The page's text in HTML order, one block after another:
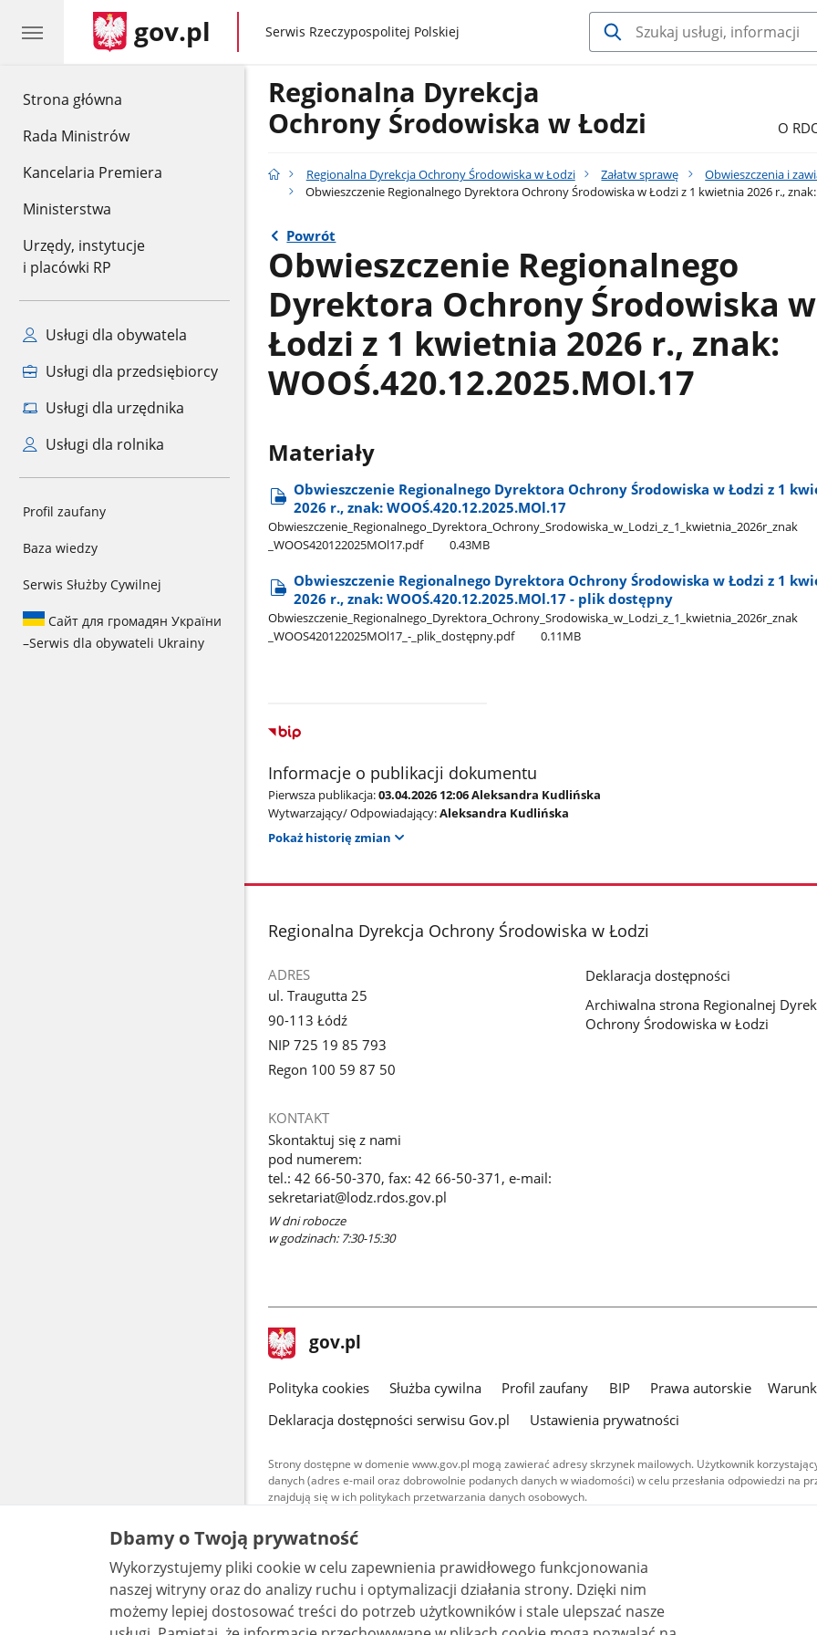
Strona główna
Rada Ministrów
Kancelaria Premiera
Ministerstwa
Urzędy, instytucje
i placówki RP
Usługi dla obywatela
Usługi dla przedsiębiorcy
Usługi dla urzędnika
Usługi dla rolnika
Profil zaufany
Baza wiedzy
Serwis Służby Cywilnej
Сайт для громадян України
–Serwis dla obywateli Ukrainy
gov.pl gov.pl
Serwis Rzeczypospolitej Polskiej
Regionalna Dyrekcja
Ochrony Środowiska w Łodzi
O
Regionalna Dyrekcja Ochrony Środowiska w Łodzi Załatw sprawę Obwieszczenia i
Obwieszczenie Regionalnego Dyrektora Ochrony Środowiska w Łodzi z 1 kwietnia 2026 r., znak:
Powrót
Obwieszczenie Regionalnego
Dyrektora Ochrony Środowiska w
Łodzi z 1 kwietnia 2026 r., znak:
WOOŚ.420.12.2025.MOl.17
Materiały
Obwieszczenie Regionalnego Dyrektora Ochrony Środowiska w Łodzi z 1
2026 r., znak: WOOŚ.420.12.2025.MOl.17
Obwieszczenie​_Regionalnego​_Dyrektora​_Ochrony​_Srodowiska​_w​_Lodzi​_z​_1​_kwietnia​_2026r​_znak​
_WOOS420122025MOl17.pdf
0.43MB
Obwieszczenie Regionalnego Dyrektora Ochrony Środowiska w Łodzi z 1
2026 r., znak: WOOŚ.420.12.2025.MOl.17 - plik dostępny
Obwieszczenie​_Regionalnego​_Dyrektora​_Ochrony​_Srodowiska​_w​_Lodzi​_z​_1​_kwietnia​_2026r​_znak​
_WOOS420122025MOl17​_-​_plik​_dostępny.pdf
0.11MB
Informacje o publikacji dokumentu
Pierwsza publikacja:03.04.2026 12:06 Aleksandra Kudlińska
Wytwarzający/ Odpowiadający:Aleksandra Kudlińska
Pokaż historię zmian
stopka
Regionalna Dyrekcja Ochrony Środowiska w Łodzi
ADRES
ul. Traugutta 25
90-113 Łódź
NIP 725 19 85 793
Regon 100 59 87 50
KONTAKT
Skontaktuj się z nami
pod numerem:
tel.: 42 66-50-370, fax: 42 66-50-371, e-mail:
sekretariat@lodz.rdos.gov.pl
W dni robocze
w godzinach: 7:30-15:30
Deklaracja dostępności
Archiwalna strona Regionalnej
Ochrony Środowiska w Łodzi
stopka
gov.pl Strona
gov.pl
gov.pl
Polityka cookies Służba cywilna Profil zaufany BIP Prawa autorskie
Deklaracja dostępności serwisu Gov.pl
Ustawienia prywatności
Strony dostępne w domenie www.gov.pl mogą zawierać adresy skrzynek mailowych. Użytkownik
danych (adres e-mail oraz dobrowolnie podanych danych w wiadomości) w celu przesłania odpowiedzi na
znajdują się w ich politykach przetwarzania danych osobowych.
Treści tekstowe publikowane w serwisie (z wyłączeniem treści audiowizualnych), są
udostępniane na licencji typu Creative Commons: uznanie autorstwa - na tych samych
warunkach 4.0 (CC BY-SA 4.0). Materiały audiowizualne, w tym zdjęcia, materiały audio i wideo,
są udostępniane na licencji typu Creative Commons: uznanie autorstwa użycie niekomercyjne -
bez utworów zależnych 4.0 (CC BY-NC-ND 4.0), o ile nie jest to stwierdzone inaczej.
Dbamy o Twoją prywatność
Wykorzystujemy pliki cookie w celu zapewnienia prawidłowego funkcjonowania
naszej witryny oraz do analizy ruchu i optymalizacji działania strony. Dzięki nim
możemy lepiej dostosować treści do potrzeb użytkowników i stale ulepszać nasze